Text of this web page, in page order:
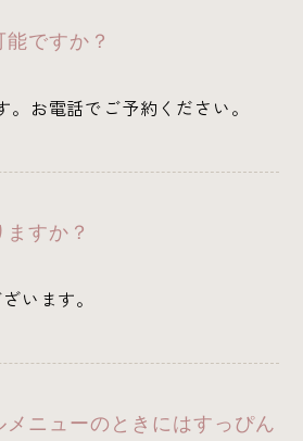
ですか？
。お電話でご予約ください。
すか？
います。
メニューのときにはすっぴん